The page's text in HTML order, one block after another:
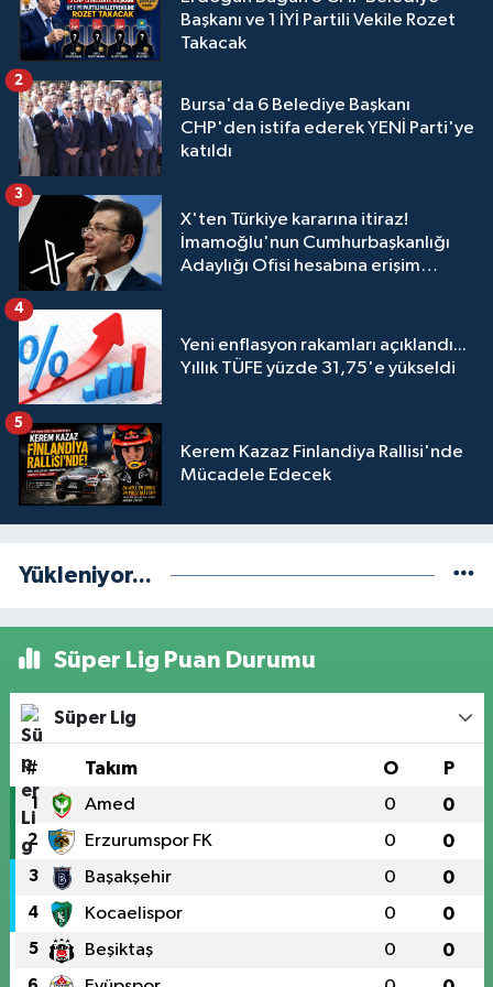
Başkanı ve 1 İYİ Partili Vekile Rozet
Takacak
Bursa'da 6 Belediye Başkanı
CHP'den istifa ederek YENİ Parti'ye
katıldı
2
X'ten Türkiye kararına itiraz!
İmamoğlu'nun Cumhurbaşkanlığı
Adaylığı Ofisi hesabına erişim
3
Yeni enflasyon rakamları açıklandı...
Yıllık TÜFE yüzde 31,75'e yükseldi
4
Kerem Kazaz Finlandiya Rallisi'nde
Mücadele Edecek
5
Yükleniyor...
Süper Lig Puan Durumu
Süper Lig
# Takım O P
1 Amed 0 0
2 Erzurumspor FK 0 0
3 Başakşehir 0 0
4 Kocaelispor 0 0
5 Beşiktaş 0 0